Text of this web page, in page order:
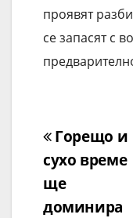
проявят
се запасят с
Горещо и
сухо време
ще
доминира